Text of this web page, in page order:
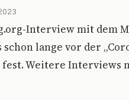
Interview mit dem
schon lange vor der
Weitere Interviews